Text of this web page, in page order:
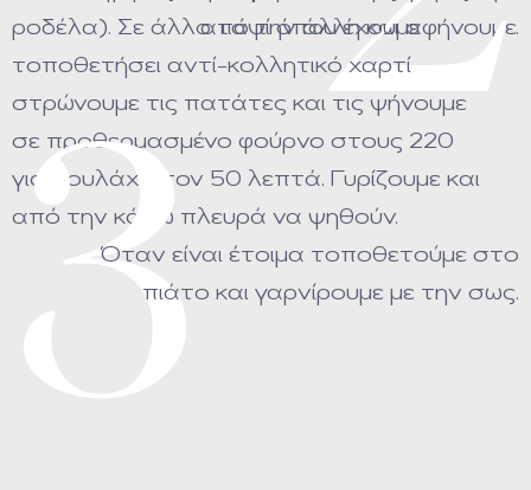
από την άλλη και αφήνουμε.
ροδέλα). Σε άλλο ταψί όπου έχουμε
τοποθετήσει αντί-κολλητικό χαρτί
στρώνουμε τις πατάτες και τις ψήνουμε
σε προθερμασμένο φούρνο στους 220
για τουλάχιστον 50 λεπτά. Γυρίζουμε και
από την κάτω πλευρά να ψηθούν.
3
Όταν είναι έτοιμα τοποθετούμε στο
πιάτο και γαρνίρουμε με την σως.